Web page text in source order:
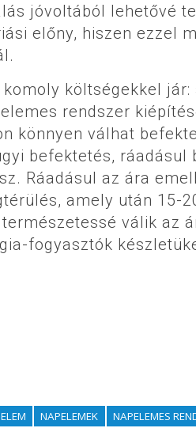
jóvoltából lehetővé
előny, hiszen ezzel
költségekkel jár:
rendszer
könnyen válhat
befektetés, ráadásul
Ráadásul az ára
amely után 15-
válik az
fogyasztók
NAPELEMEK
NAPELEMES